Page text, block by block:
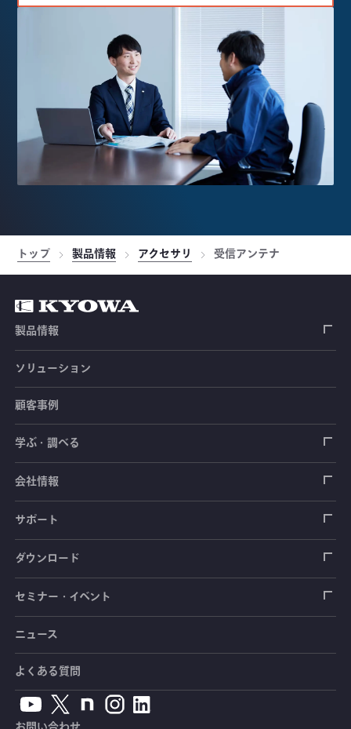
トップ 製品情報 アクセサリ 受信アンテナ
製品情報
ひずみゲージ
センサ（変換器）
ロードセル
加速度センサ
圧力センサ
トルクセンサ
土木建築用センサ
荷重計
土圧計
間隙水圧計
傾斜計
鉄筋計
自動車用センサ
シートベルト張力計
操舵力・操舵角計
手ブレーキ計・チェンジレバー操作力計
踏力計
ホイールトルクセンサ
人体ダミー用センサ
測定器
データロガー
指示計・表示器
増幅器（アンプ）
ハンディ測定器（チェッカ）
ソフトウェア
計測システム
道路用計測システム
鉄道用計測システム
自動車用計測システム
ブリッジボックス
ケーブル・コネクタ
アクセサリ
ソリューション
顧客事例
学ぶ・調べる
ひずみゲージ
センサ（変換器）
測定器
光ファイバ計測ソリューション - 学ぶ・調べる
共和技報
単位変換表
会社情報
拠点情報
会社概要
サポート
製品輸出時の取り扱いと該非判定書
毒物及び劇物譲受書
安全データシート（SDS）
カタログ・資料のダウンロード
生産終了製品一覧
ダウンロード
カタログ
取扱説明書
CADデータ
ソフトウェアバージョンアップ
セミナー・イベント
セミナー・講習会
イベント・展示会
ニュース
よくある質問